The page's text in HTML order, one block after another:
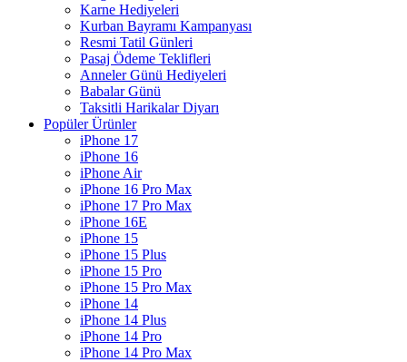
Karne Hediyeleri
Kurban Bayramı Kampanyası
Resmi Tatil Günleri
Pasaj Ödeme Teklifleri
Anneler Günü Hediyeleri
Babalar Günü
Taksitli Harikalar Diyarı
Popüler Ürünler
iPhone 17
iPhone 16
iPhone Air
iPhone 16 Pro Max
iPhone 17 Pro Max
iPhone 16E
iPhone 15
iPhone 15 Plus
iPhone 15 Pro
iPhone 15 Pro Max
iPhone 14
iPhone 14 Plus
iPhone 14 Pro
iPhone 14 Pro Max